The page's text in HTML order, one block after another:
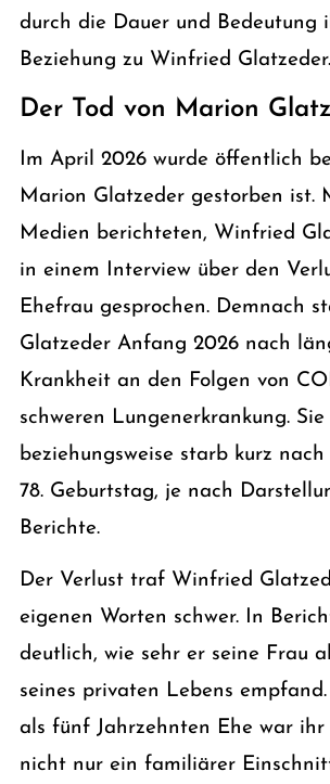
durch die Dauer und Bedeutung
Beziehung zu Winfried Glatzeder.
Der Tod von Marion
Im April 2026 wurde öffentlich
Marion Glatzeder gestorben ist.
Medien berichteten, Winfried
in einem Interview über den
Ehefrau gesprochen. Demnach
Glatzeder Anfang 2026 nach
Krankheit an den Folgen von
schweren Lungenerkrankung. Sie
beziehungsweise starb kurz
78. Geburtstag, je nach
Berichte.
Der Verlust traf Winfried
eigenen Worten schwer. In
deutlich, wie sehr er seine Frau
seines privaten Lebens
als fünf Jahrzehnten Ehe war ihr
nicht nur ein familiärer